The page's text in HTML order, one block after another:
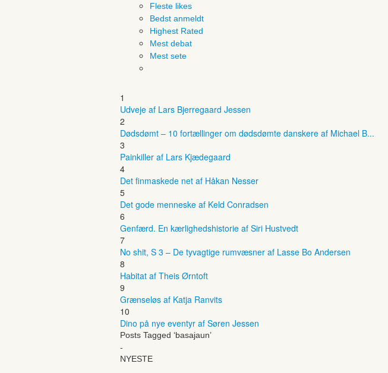
Fleste likes
Bedst anmeldt
Highest Rated
Mest debat
Mest sete
1
Udveje af Lars Bjerregaard Jessen
2
Dødsdømt – 10 fortællinger om dødsdømte danskere af Michael B...
3
Painkiller af Lars Kjædegaard
4
Det finmaskede net af Håkan Nesser
5
Det gode menneske af Keld Conradsen
6
Genfærd. En kærlighedshistorie af Siri Hustvedt
7
No shit, S 3 – De tyvagtige rumvæsner af Lasse Bo Andersen
8
Habitat af Theis Ørntoft
9
Grænseløs af Katja Ranvits
10
Dino på nye eventyr af Søren Jessen
Posts Tagged ‘basajaun’
-
NYESTE